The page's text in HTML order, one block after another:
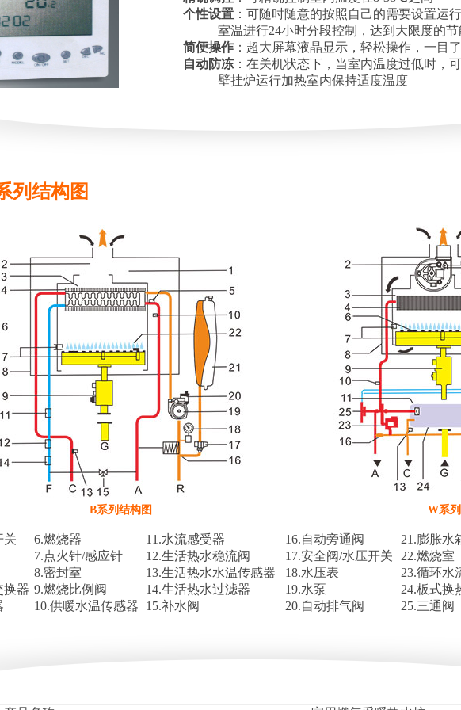
个性设置 ：可随时随意的按照自己的需要设置运
室温进行24小时分段控制，达到大限度的节
简便操作 ：超大屏幕液晶显示，轻松操作，一目
自动防冻 ：在关机状态下，当室内温度过低时，
壁挂炉运行加热室内保持适度温度
列结构图
B系列结构图 W系
关 6.燃烧器 11.水流感受器 16.自动旁通阀 21.膨胀水
7.点火针/感应针
12.生活热水稳流阀 17.安全阀/水压开关 22.燃烧室
8.密封室
13.生活热水水温传感器 18.水压表 23.循环水
换器 9.燃烧比例阀 14.生活热水过滤器 19.水泵 24.板式换
10.供暖水温传感器 15.补水阀 20.自动排气阀 25.三通阀